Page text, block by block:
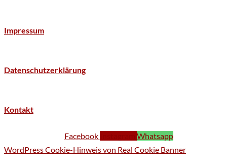
Impressum
Datenschutzerklärung
Kontakt
Facebook
Whatsapp
WordPress Cookie-Hinweis von Real Cookie Banner